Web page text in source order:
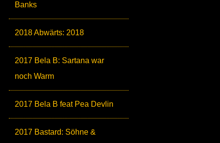
Banks
2018 Abwärts: 2018
2017 Bela B: Sartana war
noch Warm
2017 Bela B feat Pea Devlin
2017 Bastard: Söhne &